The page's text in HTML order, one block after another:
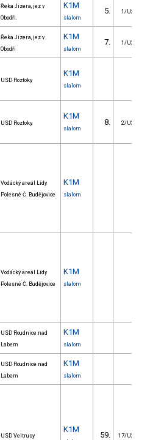
Řeka Jizera, jez v
Obodři.
K1M
slalom
5. 1/U23
Řeka Jizera, jez v
Obodři
K1M
slalom
7. 1/U23
USD Roztoky
K1M
slalom
USD Roztoky
K1M
slalom
8. 2/U23
Vodácký areál Lídy
Polesné Č. Budějovice
K1M
slalom
Vodácký areál Lídy
Polesné Č. Budějovice
K1M
slalom
USD Roudnice nad
Labem
K1M
slalom
USD Roudnice nad
Labem
K1M
slalom
USD Veltrusy
K1M
59. 17/U23